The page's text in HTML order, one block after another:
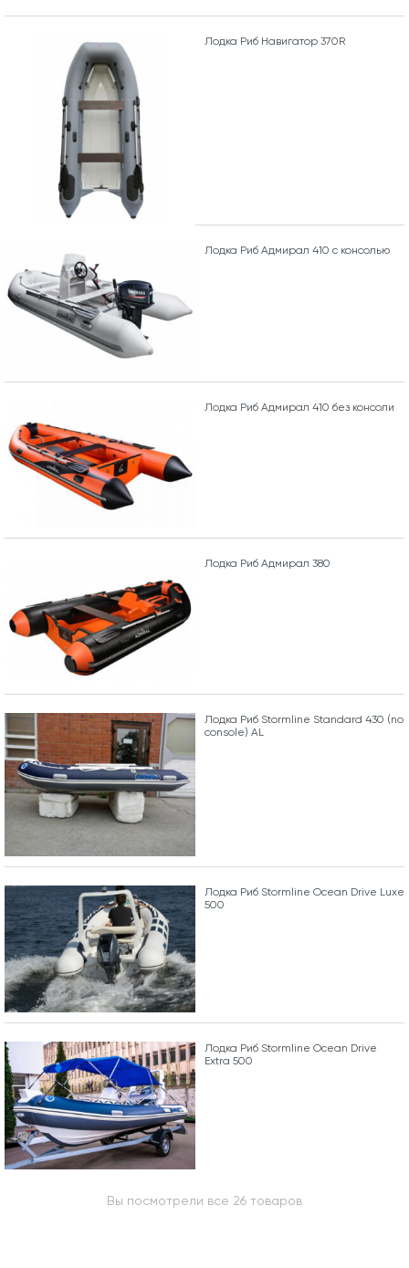
Лодка Риб Навигатор 370R
Лодка Риб Адмирал 410 с консолью
Лодка Риб Адмирал 410 без консоли
Лодка Риб Адмирал 380
Лодка Риб Stormline Standard 430 (no
console) AL
Лодка Риб Stormline Ocean Drive Luxe
500
Лодка Риб Stormline Ocean Drive
Extra 500
Вы посмотрели все 26 товаров